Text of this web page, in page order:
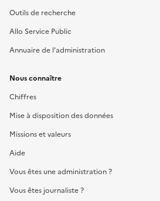
Outils de recherche
Allo Service Public
Annuaire de l'administration
Nous connaître
Chiffres
Mise à disposition des données
Missions et valeurs
Aide
Vous êtes une administration ?
Vous êtes journaliste ?